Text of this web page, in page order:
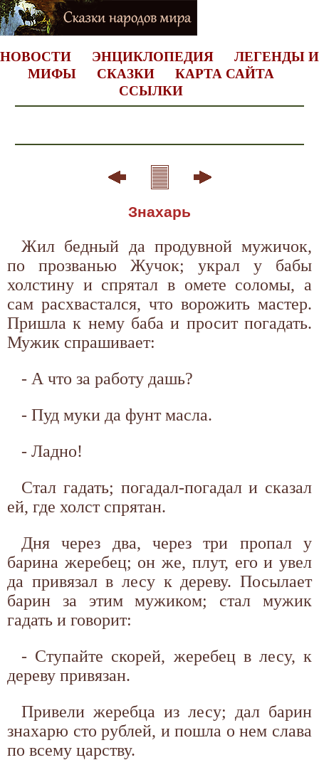
НОВОСТИ ЭНЦИКЛОПЕДИЯ
ЛЕГЕНДЫ И
МИФЫ
СКАЗКИ
КАРТА САЙТА
ССЫЛКИ
Знахарь
Жил бедный да продувной мужичок,
по прозванью Жучок; украл у бабы
холстину и спрятал в омете соломы, а
сам расхвастался, что ворожить мастер.
Пришла к нему баба и просит погадать.
Мужик спрашивает:
- А что за работу дашь?
- Пуд муки да фунт масла.
- Ладно!
Стал гадать; погадал-погадал и сказал
ей, где холст спрятан.
Дня через два, через три пропал у
барина жеребец; он же, плут, его и увел
да привязал в лесу к дереву. Посылает
барин за этим мужиком; стал мужик
гадать и говорит:
- Ступайте скорей, жеребец в лесу, к
дереву привязан.
Привели жеребца из лесу; дал барин
знахарю сто рублей, и пошла о нем слава
по всему царству.